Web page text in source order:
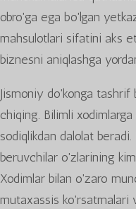
obro'ga ega bo'lgan
mahsulotlari sifatini aks
biznesni aniqlashga
Jismoniy do'konga
chiqing. Bilimli
sodiqlikdan dalolat
beruvchilar o'zlarining
Xodimlar bilan o'zaro
mutaxassis ko'rsatmalari